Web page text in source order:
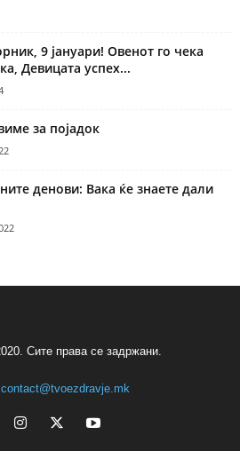
9 јануари! Овенот го чека
Девицата успех...
за појадок
денови: Вака ќе знаете дали
Сите права се задржани.
contact@tvoezdravje.mk